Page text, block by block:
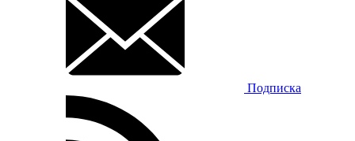
Подписка